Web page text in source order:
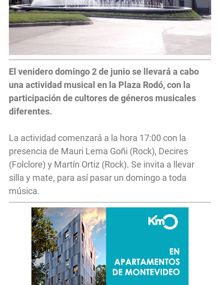
El venidero domingo 2 de junio se llevará a cabo
una actividad musical en la Plaza Rodó, con la
participación de cultores de géneros musicales
diferentes.
La actividad comenzará a la hora 17:00 con la
presencia de Mauri Lema Goñi (Rock), Decires
(Folclore) y Martín Ortiz (Rock). Se invita a llevar
silla y mate, para así pasar un domingo a toda
música.